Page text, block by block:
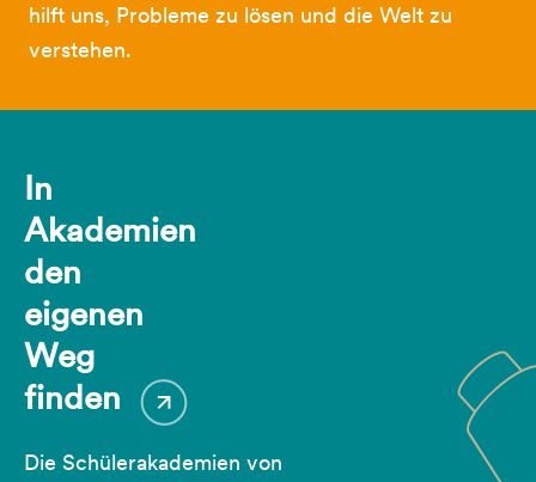
hilft uns, Probleme zu lösen und die Welt zu
verstehen.
In
Akademien
den
eigenen
Weg
finden
Die Schülerakademien von